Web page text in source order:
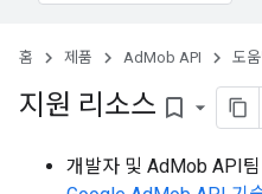
홈 제품 AdMob API 도
지원 리소스 bookmark_border
개발자 및 AdMob API